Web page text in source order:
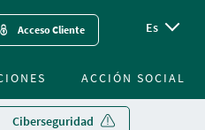
Acceso Cliente Es
Ciberseguridad
ACCIÓN SOCIAL